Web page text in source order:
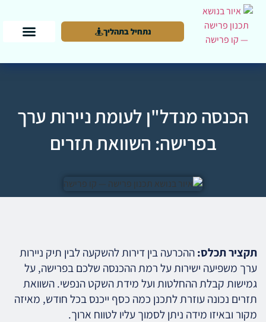
נתחיל בתהליך
הכנסה מנדל"ן לעומת ניירות ערך
בפרישה: השוואת תזרים
תקציר תכלס:ההכרעה בין דירות להשקעה לבין תיק ניירות
ערך משפיעה ישירות על רמת ההכנסה שלכם בפרישה, על
גמישות קבלת ההחלטות ועל מידת השקט הנפשי. השוואת
תזרים נכונה עוזרת לתכנן כמה כסף ייכנס בכל חודש, מאיזה
מקור ובאיזו מידה ניתן לסמוך עליו לטווח ארוך.